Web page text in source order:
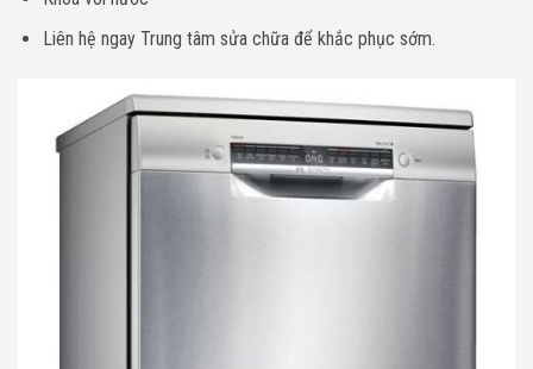
Liên hệ ngay Trung tâm sửa chữa để khắc phục sớm.